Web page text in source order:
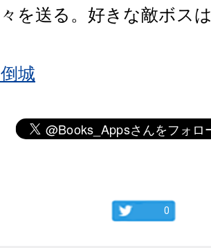
を送る。好きな敵ボス
城
0